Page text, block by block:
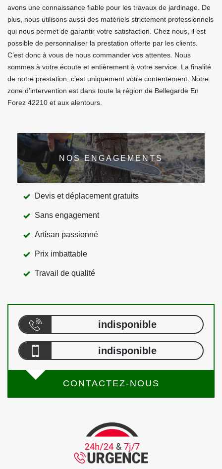
avons une connaissance fiable pour les travaux de jardinage. De
plus, nous utilisons aussi des matériels strictement professionnels
qui nous permet de garantir votre satisfaction. Chez nous, il est
possible de personnaliser la prestation offerte par les clients.
C’est donc à vous de nous commander vos attentes. Nous
sommes à votre écoute et entièrement à votre service. La finalité
de notre prestation, c’est uniquement votre contentement. Notre
zone d’intervention est dans toute la région de Bellegarde En
Forez 42210 et aux alentours.
NOS ENGAGEMENTS
Devis et déplacement gratuits
Sans engagement
Artisan passionné
Prix imbattable
Travail de qualité
indisponible
indisponible
CONTACTEZ-NOUS